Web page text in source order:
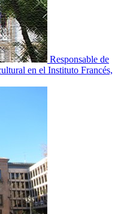
Responsable de
en el Instituto Francés,